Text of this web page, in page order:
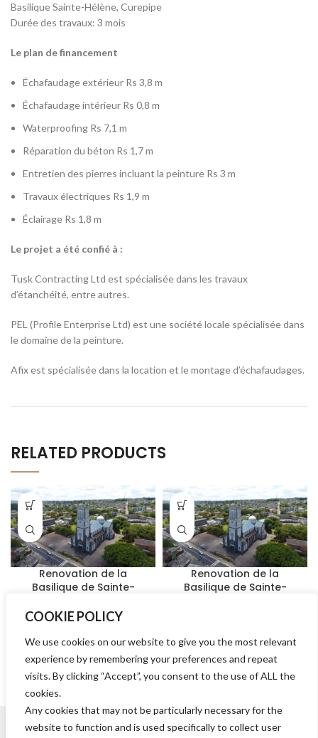
COOKIE POLICY
We use cookies on our website to give you the most relevant
experience by remembering your preferences and repeat
visits. By clicking “Accept”, you consent to the use of ALL the
cookies.
Any cookies that may not be particularly necessary for the
website to function and is used specifically to collect user
Basilique Sainte-Hélène, Curepipe
Durée des travaux: 3 mois
Le plan de financement
Échafaudage extérieur Rs 3,8 m
Échafaudage intérieur Rs 0,8 m
Waterproofing Rs 7,1 m
Réparation du béton Rs 1,7 m
Entretien des pierres incluant la peinture Rs 3 m
Travaux électriques Rs 1,9 m
Éclairage Rs 1,8 m
Le projet a été confié à :
Tusk Contracting Ltd est spécialisée dans les travaux
d’étanchéité, entre autres.
PEL (Profile Enterprise Ltd) est une société locale spécialisée dans
le domaine de la peinture.
Afix est spécialisée dans la location et le montage d’échafaudages.
RELATED PRODUCTS
Renovation de la
Basilique de Sainte-
Off
₨50,000.00
Sauvons notre patrimoine ! La
Basilique Sainte-Hélène a
toujours été un lieu
emblématique. Inspirée du style
Renovation de la
Basilique de Sainte-
₨10,000.00
Sauvons notre patrimoine ! La
Basilique Sainte-Hélène a
toujours été un lieu